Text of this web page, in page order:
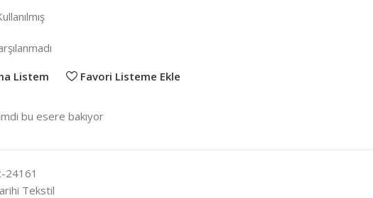
Listem
Favori Listeme Ekle
bu esere bakıyor
24161
Tekstil